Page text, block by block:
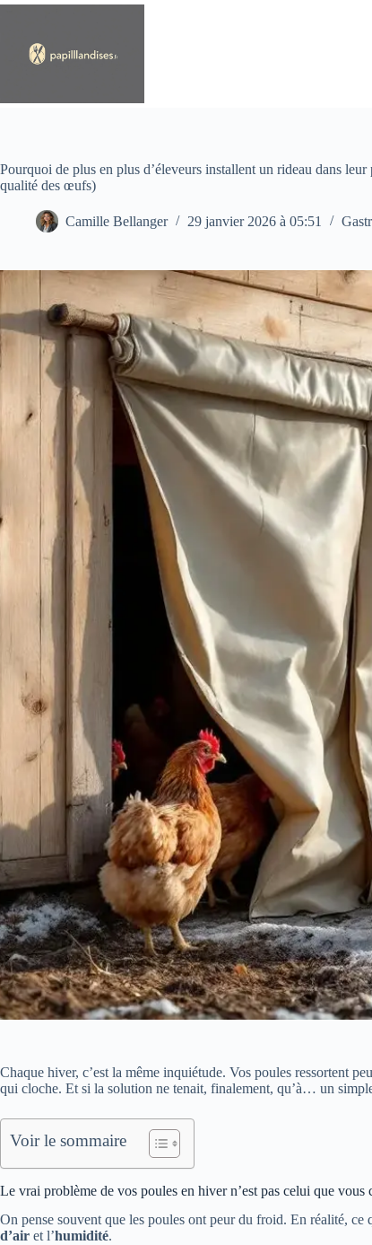
Passer
Pourquoi de plus en plus d’éleveurs installent un rideau dans
qualité des œufs)
Camille Bellanger 29 janvier 2026 à 05:51
Chaque hiver, c’est la même inquiétude. Vos poules ressortent
qui cloche. Et si la solution ne tenait, finalement, qu’à… un
Voir le sommaire
Le vrai problème de vos poules en hiver n’est pas celui que vous
On pense souvent que les poules ont peur du froid. En réalité,
d’air et l’humidité.